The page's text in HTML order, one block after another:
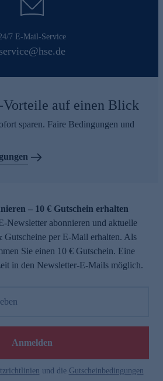
7 E-Mail-Service
service@hse.de
Vorteile auf einen Blick
sparen. Faire Bedingungen und
– 10 € Gutschein erhalten
Newsletter abonnieren und aktuelle
Gutscheine per E-Mail erhalten. Als
Sie einen 10 € Gutschein. Eine
in den Newsletter-E-Mails möglich.
Anmelden
und die Gutscheinbedingungen